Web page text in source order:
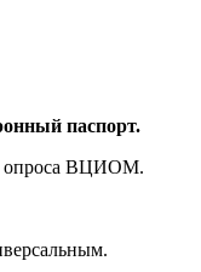
паспорт.
опроса ВЦИОМ.